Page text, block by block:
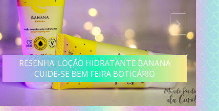
RESENHA: LOÇÃO HIDRATANTE BANANA
CUIDE-SE BEM FEIRA BOTICÁRIO